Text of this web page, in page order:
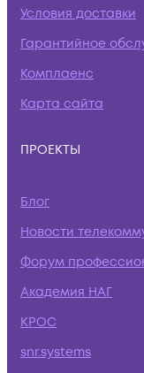
Условия доставки
Гарантийное
Комплаенс
Карта сайта
ПРОЕКТЫ
Блог
Новости
Форум
Академия НАГ
КРОС
snr.systems